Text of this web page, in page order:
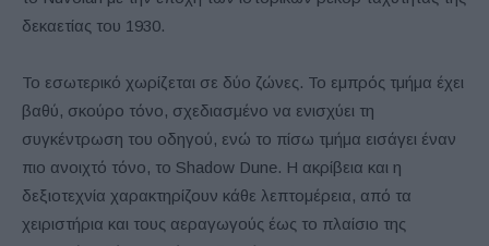
δεκαετίας του 1930.
Το εσωτερικό χωρίζεται σε δύο ζώνες. Το εμπρός τμήμα έχει
βαθύ, σκούρο τόνο, σχεδιασμένο να ενισχύει τη
συγκέντρωση του οδηγού, ενώ το πίσω τμήμα εισάγει έναν
πιο ανοιχτό τόνο, το Shadow Dune. Η ακρίβεια και η
δεξιοτεχνία χαρακτηρίζουν κάθε λεπτομέρεια, από τα
χειριστήρια και τους αεραγωγούς έως το πλαίσιο της